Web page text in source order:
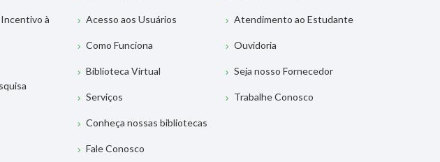
à
Acesso aos Usuários
Como Funciona
Biblioteca Virtual
Serviços
Conheça nossas bibliotecas
Fale Conosco
Atendimento ao Estudante
Ouvidoria
Seja nosso Fornecedor
Trabalhe Conosco